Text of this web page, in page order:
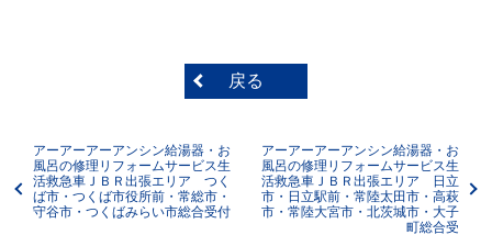
戻る
アーアーアーアンシン給湯器・お
風呂の修理リフォームサービス生
活救急車ＪＢＲ出張エリア つく
ば市・つくば市役所前・常総市・
守谷市・つくばみらい市総合受付
アーアーアーアンシン給湯器・お
風呂の修理リフォームサービス生
活救急車ＪＢＲ出張エリア 日立
市・日立駅前・常陸太田市・高萩
市・常陸大宮市・北茨城市・大子
町総合受